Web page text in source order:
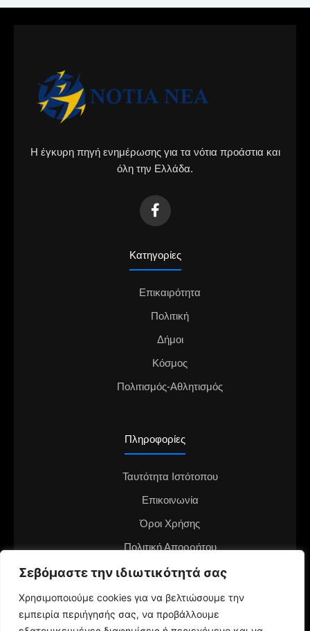
Σεβόμαστε την ιδιωτικότητά σας
Χρησιμοποιούμε cookies για να βελτιώσουμε την
εμπειρία περιήγησής σας, να προβάλλουμε
Η έγκυρη πηγή ενημέρωσης για τα νότια προάστια και
όλη την Ελλάδα.
Κατηγορίες
Επικαιρότητα
Πολιτική
Δήμοι
Κόσμος
Πολιτισμός-Αθλητισμός
Πληροφορίες
Ταυτότητα Ιστότοπου
Επικοινωνία
Όροι Χρήσης
Πολιτική Απορρήτου
Διαφημιστείτε στο notianea.gr
Γίνε ο ανταποκριτής στην περιοχή σου